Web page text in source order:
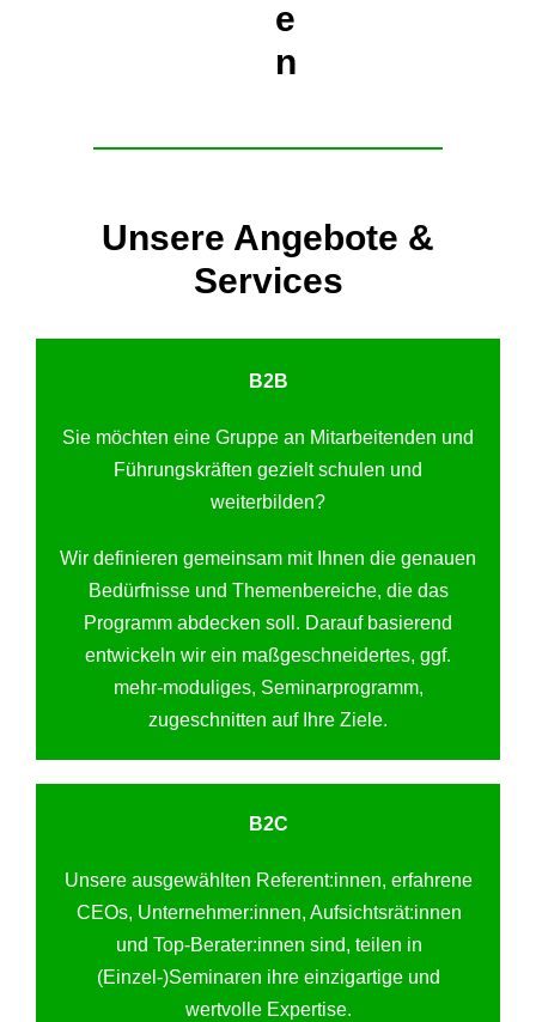
e
n
Unsere Angebote &
Services
B2B
Sie möchten eine Gruppe an Mitarbeitenden und
Führungskräften gezielt schulen und
weiterbilden?
Wir definieren gemeinsam mit Ihnen die genauen
Bedürfnisse und Themenbereiche, die das
Programm abdecken soll. Darauf basierend
entwickeln wir ein maßgeschneidertes, ggf.
mehr-moduliges, Seminarprogramm,
zugeschnitten auf Ihre Ziele.
B2C
Unsere ausgewählten Referent:innen, erfahrene
CEOs, Unternehmer:innen, Aufsichtsrät:innen
und Top-Berater:innen sind, teilen in
(Einzel-)Seminaren ihre einzigartige und
wertvolle Expertise.